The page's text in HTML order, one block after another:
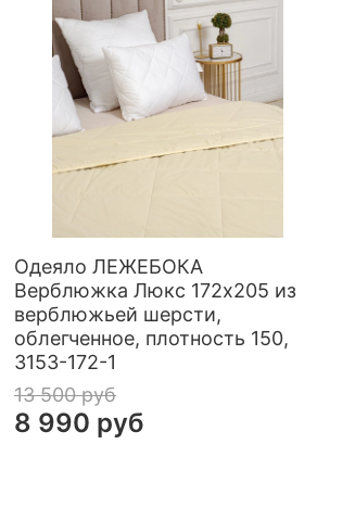
Одеяло ЛЕЖЕБОКА
Верблюжка Люкс 172х205 из
верблюжьей шерсти,
облегченное, плотность 150,
3153-172-1
13 500 руб
8 990 руб